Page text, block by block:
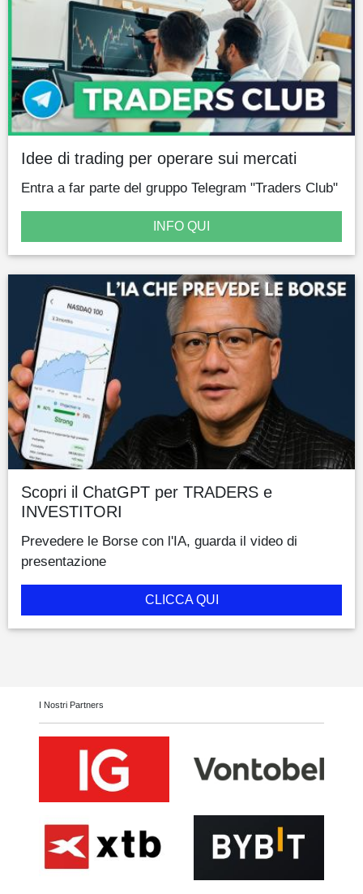
Idee di trading per operare sui mercati
Entra a far parte del gruppo Telegram "Traders Club"
INFO QUI
Scopri il ChatGPT per TRADERS e
INVESTITORI
Prevedere le Borse con l'IA, guarda il video di
presentazione
CLICCA QUI
I Nostri Partners